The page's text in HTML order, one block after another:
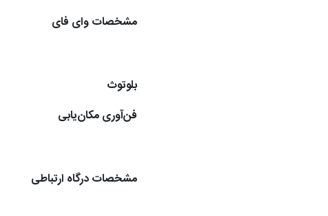
مشخصات وای فای
بلوتوث
فن‌آوری مکان‌یابی
مشخصات درگاه ارتباطی